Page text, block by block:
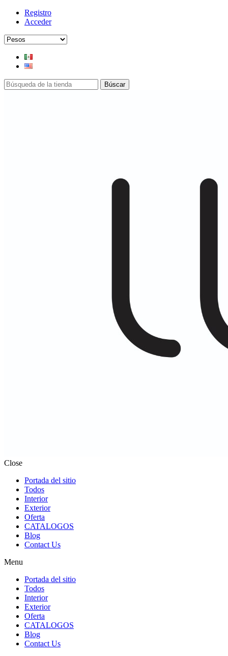
Registro
Acceder
Búscar
Close
Portada del sitio
Todos
Interior
Exterior
Oferta
CATALOGOS
Blog
Contact Us
Menu
Portada del sitio
Todos
Interior
Exterior
Oferta
CATALOGOS
Blog
Contact Us